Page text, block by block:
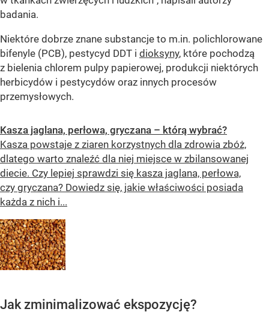
badania.
Niektóre dobrze znane substancje to m.in. polichlorowane
bifenyle (PCB), pestycyd DDT i dioksyny, które pochodzą
z bielenia chlorem pulpy papierowej, produkcji niektórych
herbicydów i pestycydów oraz innych procesów
przemysłowych.
Kasza jaglana, perłowa, gryczana – którą wybrać?
Kasza powstaje z ziaren korzystnych dla zdrowia zbóż,
dlatego warto znaleźć dla niej miejsce w zbilansowanej
diecie. Czy lepiej sprawdzi się kasza jaglana, perłowa,
czy gryczana? Dowiedz się, jakie właściwości posiada
każda z nich i...
Jak zminimalizować ekspozycję?